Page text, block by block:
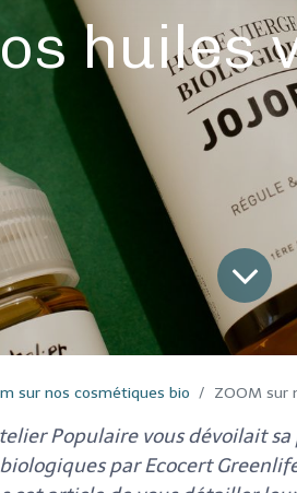
huiles
sur nos cosmétiques bio ZOOM sur
Populaire vous dévoilait
par Ecocert